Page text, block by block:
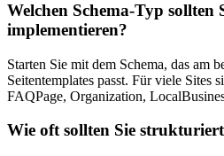
Welchen Schema‑Typ sollten
implementieren?
Starten Sie mit dem Schema, das am
Seitentemplates passt. Für viele Sites
FAQPage, Organization,
Wie oft sollten Sie